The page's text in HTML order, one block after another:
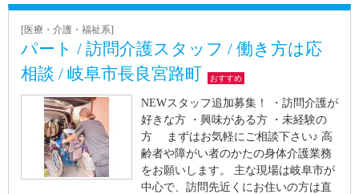
[医療・介護・福祉系]
パート / 訪問介護スタッフ / 働き方は応
相談 / 岐阜市長良宮路町
おすすめ
NEWスタッフ追加募集！ ・訪問介護が
好きな方 ・興味がある方 ・未経験の
方 まずはお気軽にご相談下さい♪ 高
齢者や障がい者のかたの身体介護業務
をお願いします。 主な現場は岐阜市が
中心で、訪問先近くにお住いの方は直